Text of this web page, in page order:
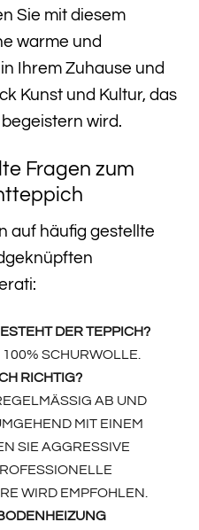
Sie mit diesem
warme und
Ihrem Zuhause und
Kunst und Kultur, das
wird.
Fragen zum
auf häufig gestellte
DER TEPPICH?
SCHURWOLLE.
RICHTIG?
AB UND E
MIT EINEM F
SIE AGGRESSIVE R
R
WIRD EMPFOHLEN.
G